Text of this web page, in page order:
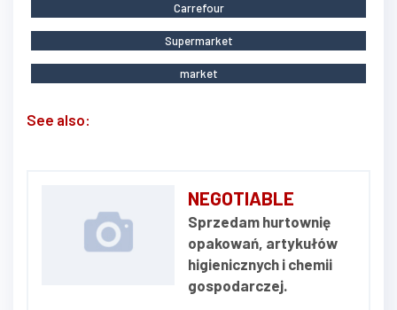
Carrefour
Supermarket
market
See also:
NEGOTIABLE
Sprzedam hurtownię
opakowań, artykułów
higienicznych i chemii
gospodarczej.